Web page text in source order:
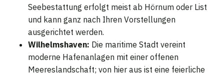
Seebestattung erfolgt meist ab Hörnum oder List
und kann ganz nach Ihren Vorstellungen
ausgerichtet werden.
Wilhelmshaven: Die maritime Stadt vereint
moderne Hafenanlagen mit einer offenen
Meereslandschaft; von hier aus ist eine feierliche